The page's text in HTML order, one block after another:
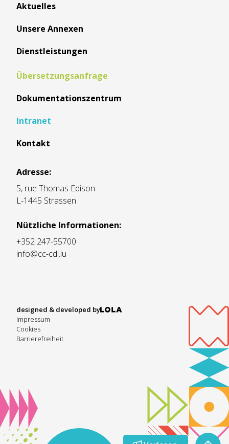
Vorlesen
Aktuelles
Unsere Annexen
Dienstleistungen
Übersetzungsanfrage
Dokumentationszentrum
Intranet
Kontakt
Adresse:
5, rue Thomas Edison
L-1445 Strassen
Nützliche Informationen:
+352 247-55700
info@cc-cdi.lu
designed & developed by
Impressum
Cookies
Barrierefreiheit